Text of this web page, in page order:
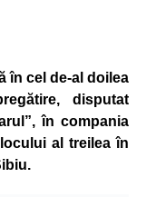
impresionant.
4 ani, iar prin
a ajuns să obțină
fragedă.
importante din
iar în același
rar întâlnită la
în cel de-al doilea
disputat
în compania
al treilea în